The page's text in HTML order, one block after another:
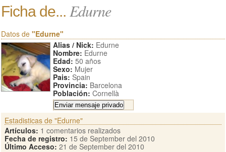
Ficha de... Edurne
Datos de "Edurne"
Alias / Nick: Edurne
Nombre: Edurne
Edad: 50 años
Sexo: Mujer
Pais: Spain
Provincia: Barcelona
Población: Cornellà
Estadisticas de "Edurne"
Artículos: 1 comentarios realizados
Fecha de registro: 15 de September del 2010
Último Acceso: 21 de September del 2010